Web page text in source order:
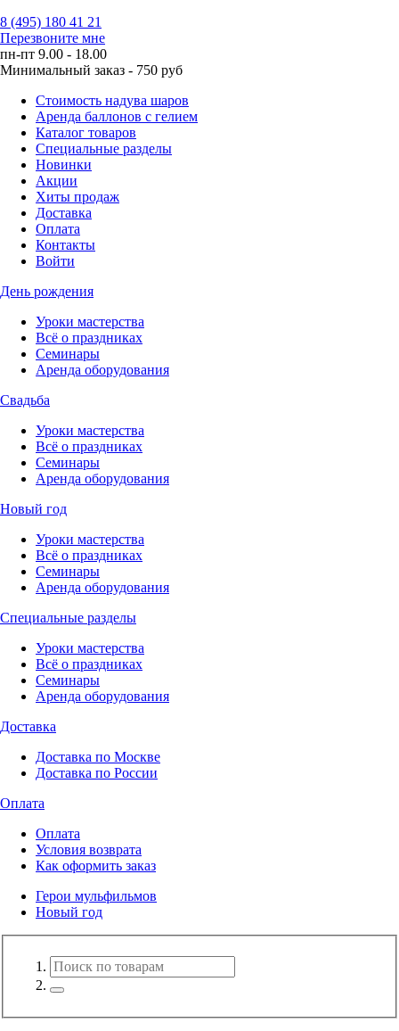
8 (495) 180 41 21
Перезвоните мне
пн-пт 9.00 - 18.00
Минимальный заказ - 750 руб
Стоимость надува шаров
Аренда баллонов с гелием
Каталог товаров
Специальные разделы
Новинки
Акции
Хиты продаж
Доставка
Оплата
Контакты
Войти
День рождения
Уроки мастерства
Всё о праздниках
Семинары
Аренда оборудования
Свадьба
Уроки мастерства
Всё о праздниках
Семинары
Аренда оборудования
Новый год
Уроки мастерства
Всё о праздниках
Семинары
Аренда оборудования
Специальные разделы
Уроки мастерства
Всё о праздниках
Семинары
Аренда оборудования
Доставка
Доставка по Москве
Доставка по России
Оплата
Оплата
Условия возврата
Как оформить заказ
Герои мульфильмов
Новый год